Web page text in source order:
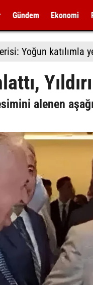
Gündem Ekonomi
Yoğun katılımla
alenen